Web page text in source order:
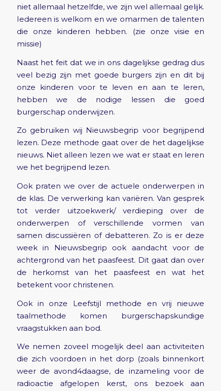
niet allemaal hetzelfde, we zijn wel allemaal gelijk.
Iedereen is welkom en we omarmen de talenten
die onze kinderen hebben. (zie onze visie en
missie)
Naast het feit dat we in ons dagelijkse gedrag dus
veel bezig zijn met goede burgers zijn en dit bij
onze kinderen voor te leven en aan te leren,
hebben we de nodige lessen die goed
burgerschap onderwijzen.
Zo gebruiken wij Nieuwsbegrip voor begrijpend
lezen. Deze methode gaat over de het dagelijkse
nieuws. Niet alleen lezen we wat er staat en leren
we het begrijpend lezen.
Ook praten we over de actuele onderwerpen in
de klas. De verwerking kan variëren. Van gesprek
tot verder uitzoekwerk/ verdieping over de
onderwerpen of verschillende vormen van
samen discussiëren of debatteren. Zo is er deze
week in Nieuwsbegrip ook aandacht voor de
achtergrond van het paasfeest. Dit gaat dan over
de herkomst van het paasfeest en wat het
betekent voor christenen.
Ook in onze Leefstijl methode en vrij nieuwe
taalmethode komen burgerschapskundige
vraagstukken aan bod.
We nemen zoveel mogelijk deel aan activiteiten
die zich voordoen in het dorp (zoals binnenkort
weer de avond4daagse, de inzameling voor de
radioactie afgelopen kerst, ons bezoek aan